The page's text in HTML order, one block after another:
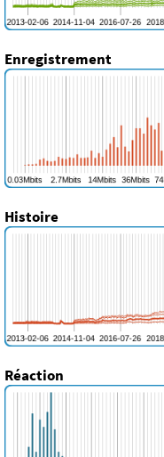
Enregistrement
Histoire
Réaction